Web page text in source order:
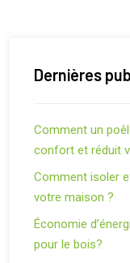
Dernières
Comment un
confort et réduit
Comment isoler
votre maison ?
Économie
pour le bois?